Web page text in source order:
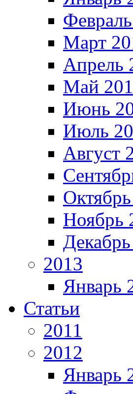
Март
Апрель
Май
Июнь
Июль
Август
Ноябрь
2013
Январь
Статьи
2011
2012
Январь